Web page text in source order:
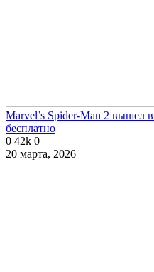
Marvel’s Spider-Man 2 вышел
бесплатно
0 42k 0
20 марта, 2026